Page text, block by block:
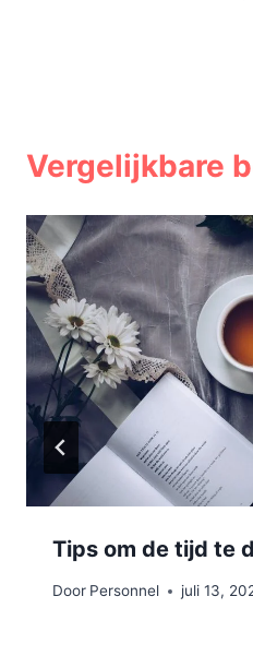
Vergelijkbare
Tips om de tijd te
Door Personnel juli 13,